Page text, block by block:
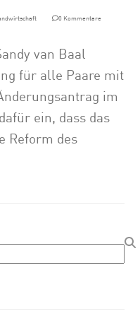
0 Kommentare
van Baal
für alle Paare mit
im
ein, dass das
Reform des